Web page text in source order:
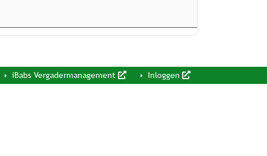
iBabs Vergadermanagement Inloggen